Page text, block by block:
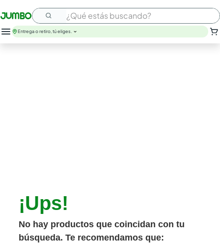
¿Qué estás buscando?
Entrega o retiro, tú eliges.
¡Ups!
No hay productos que coincidan con tu
búsqueda. Te recomendamos que: